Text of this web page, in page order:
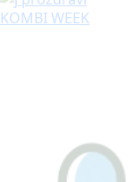
KOMBI WEEK